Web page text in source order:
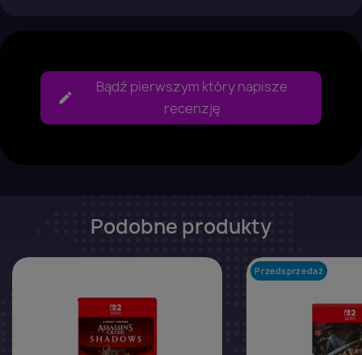
Bądź pierwszym który napisze
recenzję
Podobne produkty
Przedsprzedaż